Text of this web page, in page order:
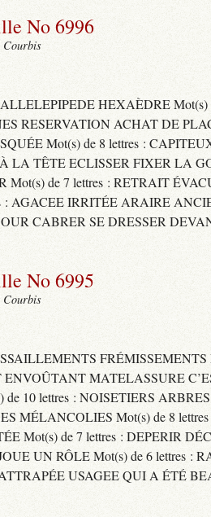
No 6996
Courbis
HEXAÈDRE Mot(s)
RESERVATION ACHAT DE
Mot(s) de 8 lettres :
LA TÊTE ECLISSER FIXER LA
Mot(s) de 7 lettres : RETRAIT
: AGACEE IRRITÉE ARAIRE
CABRER SE DRESSER
No 6995
Courbis
FRÉMISSEMENTS
ENVOÛTANT MATELASSURE
10 lettres : NOISETIERS
MÉLANCOLIES Mot(s) de 8
Mot(s) de 7 lettres : DEPERIR
UN RÔLE Mot(s) de 6 lettres :
USAGEE QUI A ÉTÉ